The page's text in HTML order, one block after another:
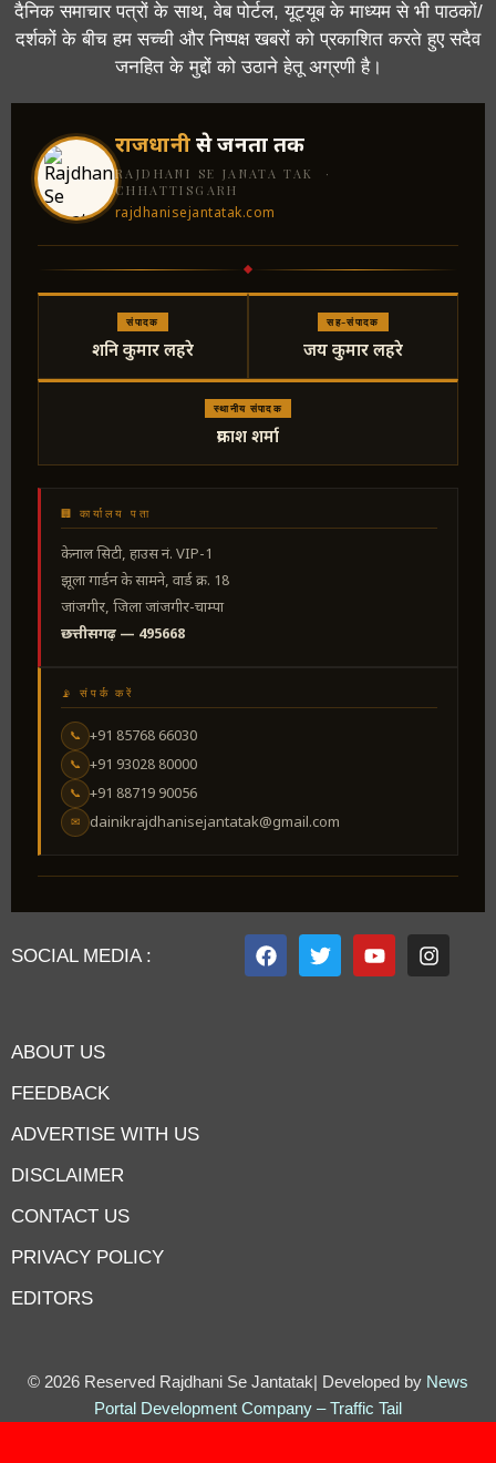
दैनिक समाचार पत्रों के साथ, वेब पोर्टल, यूट्यूब के माध्यम से भी पाठकों/
दर्शकों के बीच हम सच्ची और निष्पक्ष खबरों को प्रकाशित करते हुए सदैव
जनहित के मुद्दों को उठाने हेतू अग्रणी है।
राजधानीसे जनता तक
RAJDHANI SE JANATA TAK ·
CHHATTISGARH
rajdhanisejantatak.com
संपादक
शनि कुमार लहरे
सह-संपादक
जय कुमार लहरे
स्थानीय संपादक
प्रकाश शर्मा
🏢 कार्यालय पता
केनाल सिटी, हाउस नं. VIP-1
झूला गार्डन के सामने, वार्ड क्र. 18
जांजगीर, जिला जांजगीर-चाम्पा
छत्तीसगढ़ — 495668
📡 संपर्क करें
📞 +91 85768 66030
📞 +91 93028 80000
📞 +91 88719 90056
✉ dainikrajdhanisejantatak@gmail.com
SOCIAL MEDIA :
ABOUT US
FEEDBACK
ADVERTISE WITH US
DISCLAIMER
CONTACT US
PRIVACY POLICY
EDITORS
© 2026 Reserved Rajdhani Se Jantatak| Developed by News
Portal Development Company –Traffic Tail